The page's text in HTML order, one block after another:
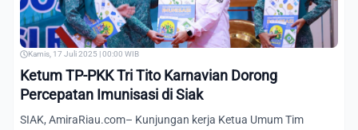
Kamis, 17 Juli 2025 | 00:00 WIB
Ketum TP-PKK Tri Tito Karnavian Dorong
Percepatan Imunisasi di Siak
SIAK, AmiraRiau.com– Kunjungan kerja Ketua Umum Tim